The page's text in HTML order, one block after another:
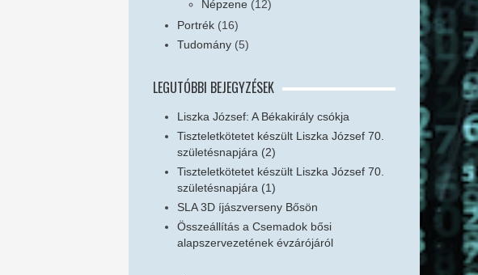
Népzene (12)
Portrék (16)
Tudomány (5)
LEGUTÓBBI BEJEGYZÉSEK
Liszka József: A Békakirály csókja
Tiszteletkötetet készült Liszka József 70.
születésnapjára (2)
Tiszteletkötetet készült Liszka József 70.
születésnapjára (1)
SLA 3D íjászverseny Bősön
Összeállítás a Csemadok bősi
alapszervezetének évzárójáról